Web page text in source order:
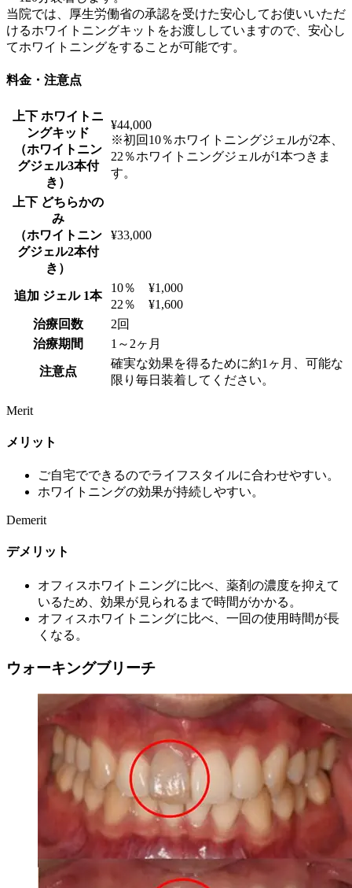
当院では、厚生労働省の承認を受けた安心してお使いいただ
けるホワイトニングキットをお渡ししていますので、安心し
てホワイトニングをすることが可能です。
料金・注意点
上下 ホワイトニ
ングキッド
（ホワイトニン
グジェル3本付
き）
¥44,000
※初回10％ホワイトニングジェルが2本、
22％ホワイトニングジェルが1本つきま
す。
上下 どちらかの
み
（ホワイトニン
グジェル2本付
き）
¥33,000
追加 ジェル 1本
10％ ¥1,000
22％ ¥1,600
治療回数
2回
治療期間
1～2ヶ月
注意点
確実な効果を得るために約1ヶ月、可能な
限り毎日装着してください。
Merit
メリット
ご自宅でできるのでライフスタイルに合わせやすい。
ホワイトニングの効果が持続しやすい。
Demerit
デメリット
オフィスホワイトニングに比べ、薬剤の濃度を抑えて
いるため、効果が見られるまで時間がかかる。
オフィスホワイトニングに比べ、一回の使用時間が長
くなる。
ウォーキングブリーチ